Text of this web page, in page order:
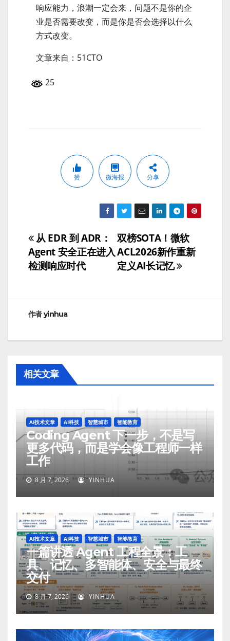
响应能力，浪潮一定会来，问题不是你的企
业是否需要改变，而是你是否会选择以什么
方式改变。
文章来自：51CTO
25
赞 微海报 分享
文
章
航
双榜SOTA！微软
ACL2026新作重新
定义AI长记忆
从 EDR 到 ADR：
Agent 安全正在进入
检测响应时代
作者yinhua
相关文章
AI技术文章 AI科技 智慧城市 智能教育
Coding Agent 下一步，不是写
更多代码，而是学会像工程师一样
工作
8 月 7, 2026 YINHUA
AI技术文章 AI科技 智慧城市 智能教育
一篇讲透 Agent 工程全景：工
具、记忆、多智能体、安全与最终
交付
8 月 7, 2026 YINHUA